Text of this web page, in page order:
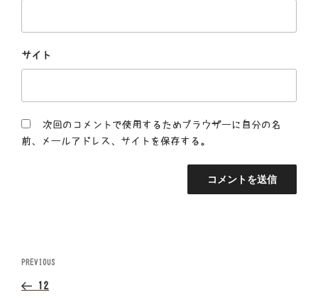
サイト
次回のコメントで使用するためブラウザーに自分の名
前、メールアドレス、サイトを保存する。
投
稿
Previous
Post
PREVIOUS
12